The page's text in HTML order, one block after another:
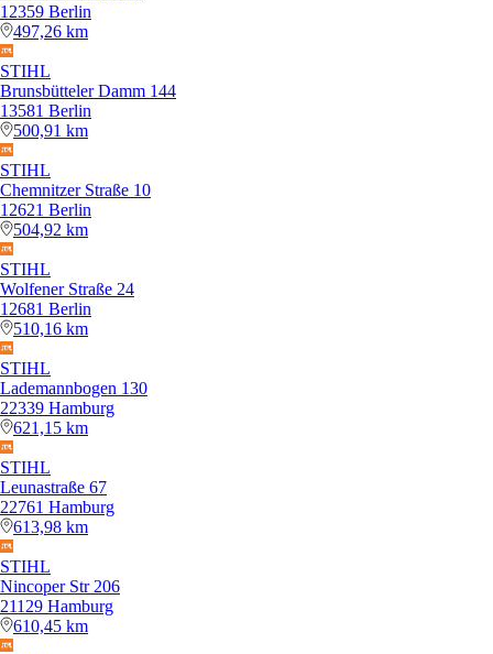
12359 Berlin
497,26 km
STIHL
Brunsbütteler Damm 144
13581 Berlin
500,91 km
STIHL
Chemnitzer Straße 10
12621 Berlin
504,92 km
STIHL
Wolfener Straße 24
12681 Berlin
510,16 km
STIHL
Lademannbogen 130
22339 Hamburg
621,15 km
STIHL
Leunastraße 67
22761 Hamburg
613,98 km
STIHL
Nincoper Str 206
21129 Hamburg
610,45 km